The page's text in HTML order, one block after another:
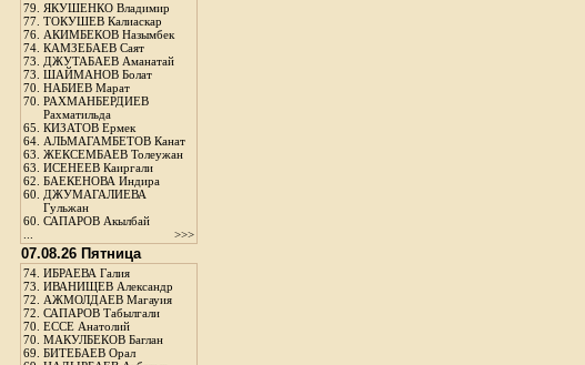
79. ЯКУШЕНКО Владимир
77. ТОКУШЕВ Калиаскар
76. АКИМБЕКОВ Назымбек
74. КАМЗЕБАЕВ Саят
73. ДЖУТАБАЕВ Аманатай
73. ШАЙМАНОВ Болат
70. НАБИЕВ Марат
70. РАХМАНБЕРДИЕВ
Рахматильда
65. КИЗАТОВ Ермек
64. АЛЬМАГАМБЕТОВ Канат
63. ЖЕКСЕМБАЕВ Толеужан
63. ИСЕНЕЕВ Каиргали
62. БАЕКЕНОВА Индира
60. ДЖУМАГАЛИЕВА
Гульжан
60. САПАРОВ Акылбай
>>>
07.08.26 Пятница
74. ИБРАЕВА Галия
73. ИВАНИЩЕВ Александр
72. АЖМОЛДАЕВ Магауия
72. САПАРОВ Табылгали
70. ЕССЕ Анатолий
70. МАКУЛБЕКОВ Баглан
69. БИТЕБАЕВ Орал